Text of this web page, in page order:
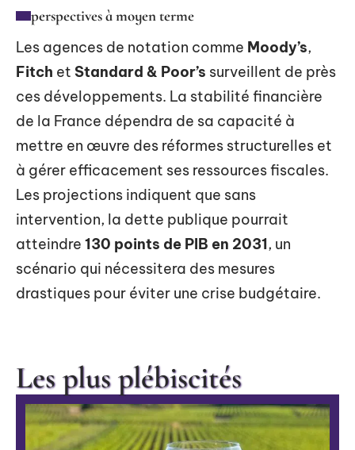
perspectives à moyen terme
Les agences de notation comme Moody’s,
Fitch et Standard & Poor’s surveillent de près
ces développements. La stabilité financière
de la France dépendra de sa capacité à
mettre en œuvre des réformes structurelles et
à gérer efficacement ses ressources fiscales.
Les projections indiquent que sans
intervention, la dette publique pourrait
atteindre 130 points de PIB en 2031, un
scénario qui nécessitera des mesures
drastiques pour éviter une crise budgétaire.
Les plus plébiscités